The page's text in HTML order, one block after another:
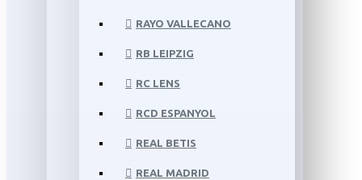
RAYO VALLECANO
RB LEIPZIG
RC LENS
RCD ESPANYOL
REAL BETIS
REAL MADRID